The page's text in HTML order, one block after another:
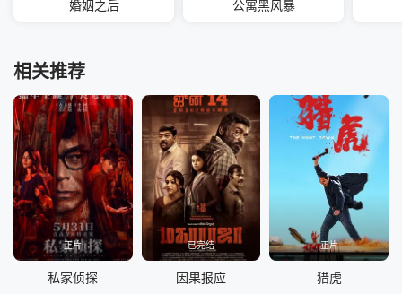
婚姻之后 公寓黑风暴
相关推荐
正片
私家侦探
已完结
因果报应
正片
猎虎